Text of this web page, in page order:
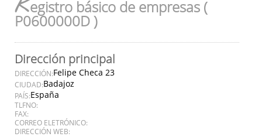
Registro básico de empresas (
P0600000D )
Dirección principal
DIRECCIÓN:Felipe Checa 23
CIUDAD:Badajoz
PAÍS:España
TLFNO:
FAX:
CORREO ELETRÓNICO:
DIRECCIÓN WEB: